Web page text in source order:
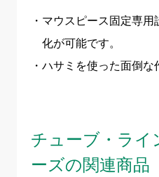
マウスピース固定専
化が可能です。
ハサミを使った面倒な
チューブ・ライ
ーズの関連商品